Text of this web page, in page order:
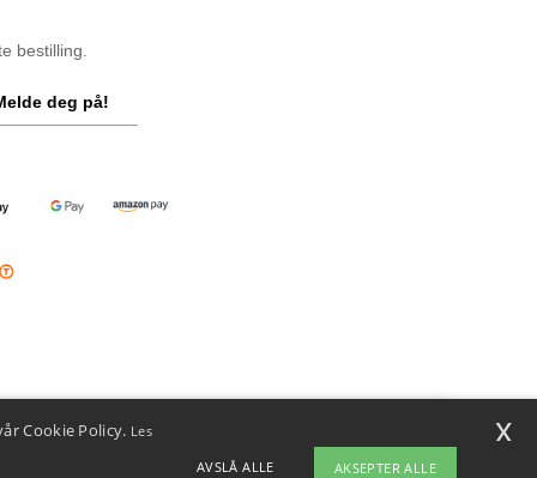
bestilling.
deg på!
Cookie Policy. Les
AVSLÅ ALLE AKSEPTER ALLE
x
har spørsmål eller bekymringer, kan du kontakte oss når som helst.